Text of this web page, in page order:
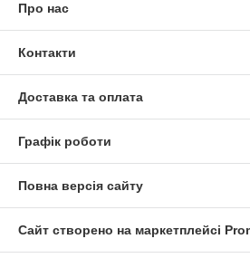
Про нас
Контакти
Доставка та оплата
Графік роботи
Повна версія сайту
Сайт створено на маркетплейсі